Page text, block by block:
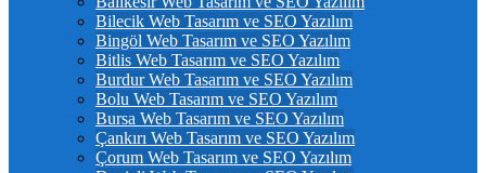
Bilecik Web Tasarım ve SEO Yazılım
Bingöl Web Tasarım ve SEO Yazılım
Bitlis Web Tasarım ve SEO Yazılım
Burdur Web Tasarım ve SEO Yazılım
Bolu Web Tasarım ve SEO Yazılım
Bursa Web Tasarım ve SEO Yazılım
Çankırı Web Tasarım ve SEO Yazılım
Çorum Web Tasarım ve SEO Yazılım